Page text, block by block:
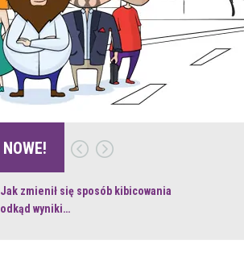
NOWE!
Jak zmienił się sposób kibicowania
odkąd wyniki…